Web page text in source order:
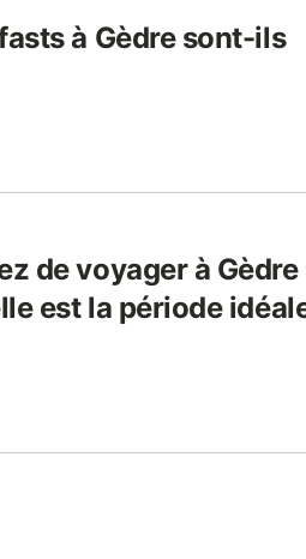
à Gèdre sont-ils
de voyager à Gèdre
est la période